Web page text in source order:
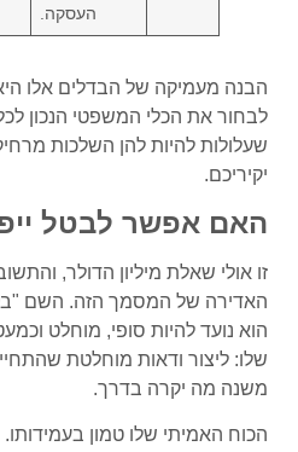
העסקה.
הבנה מעמיקה של הבדלים אלו
לבחור את הכלי המשפטי הנכון
שעלולות להיות להן השלכות
יקיריכם.
האם אפשר לבטל
זו אולי שאלת מיליון הדולר,
האדירה של המסמך הזה. השם
הוא נועד להיות סופי, מוחלט
שלו: ליצור ודאות מוחלטת
משנה מה יקרה בדרך.
הכוח האמיתי שלו טמון